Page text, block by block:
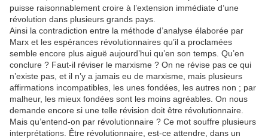
puisse raisonnablement croire à l’extension immédiate d’une
révolution dans plusieurs grands pays.
Ainsi la contradiction entre la méthode d’analyse élaborée par
Marx et les espérances révolutionnaires qu’il a proclamées
semble encore plus aiguë aujourd’hui qu’en son temps. Qu’en
conclure ? Faut-il réviser le marxisme ? On ne révise pas ce qui
n’existe pas, et il n’y a jamais eu de marxisme, mais plusieurs
affirmations incompatibles, les unes fondées, les autres non ; par
malheur, les mieux fondées sont les moins agréables. On nous
demande encore si une telle révision doit être révolutionnaire.
Mais qu’entend-on par révolutionnaire ? Ce mot souffre plusieurs
interprétations. Être révolutionnaire, est-ce attendre, dans un